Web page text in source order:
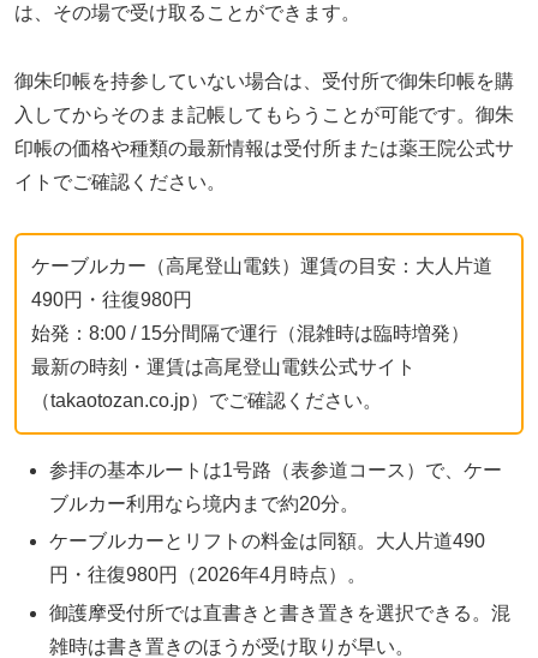
は、その場で受け取ることができます。
御朱印帳を持参していない場合は、受付所で御朱印帳を購
入してからそのまま記帳してもらうことが可能です。御朱
印帳の価格や種類の最新情報は受付所または薬王院公式サ
イトでご確認ください。
ケーブルカー（高尾登山電鉄）運賃の目安：大人片道
490円・往復980円
始発：8:00 / 15分間隔で運行（混雑時は臨時増発）
最新の時刻・運賃は高尾登山電鉄公式サイト
（takaotozan.co.jp）でご確認ください。
参拝の基本ルートは1号路（表参道コース）で、ケー
ブルカー利用なら境内まで約20分。
ケーブルカーとリフトの料金は同額。大人片道490
円・往復980円（2026年4月時点）。
御護摩受付所では直書きと書き置きを選択できる。混
雑時は書き置きのほうが受け取りが早い。